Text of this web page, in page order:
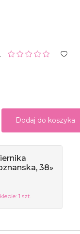
Dodaj do koszyka
38»
1 szt.